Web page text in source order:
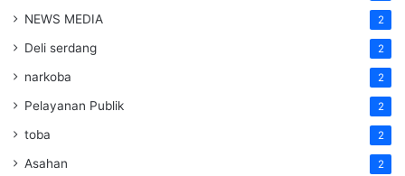
NEWS MEDIA 2
Deli serdang 2
narkoba 2
Pelayanan Publik 2
toba 2
Asahan 2